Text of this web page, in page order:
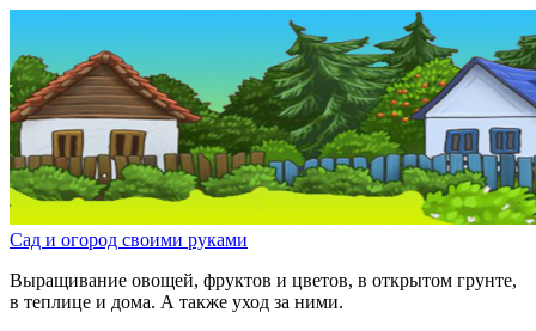
Сад и огород своими руками
Выращивание овощей, фруктов и цветов, в открытом грунте,
в теплице и дома. А также уход за ними.